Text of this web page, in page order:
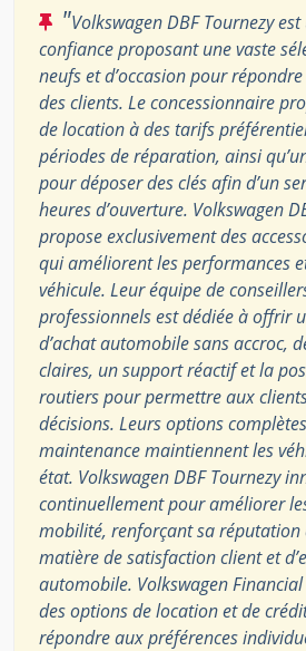
"Volkswagen DBF Tournezy
confiance proposant une vaste
neufs et d’occasion pour
des clients. Le concessionnaire
de location à des tarifs
périodes de réparation, ainsi
pour déposer des clés afin d’un
heures d’ouverture. Volkswagen
propose exclusivement des
qui améliorent les performances
véhicule. Leur équipe de
professionnels est dédiée à offrir
d’achat automobile sans accroc,
claires, un support réactif et la
routiers pour permettre aux
décisions. Leurs options
maintenance maintiennent les
état. Volkswagen DBF Tournezy
continuellement pour améliorer
mobilité, renforçant sa réputation
matière de satisfaction client et
automobile. Volkswagen Financial
des options de location et de
répondre aux préférences